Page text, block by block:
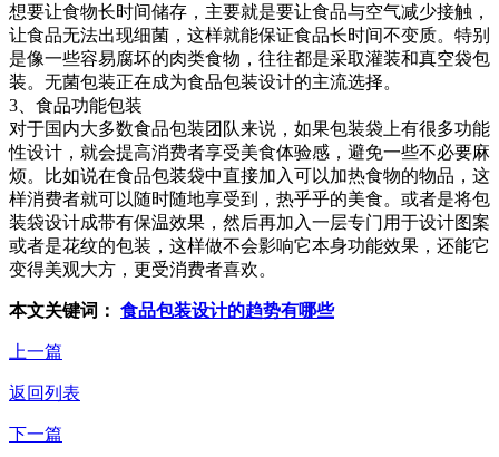
想要让食物长时间储存，主要就是要让食品与空气减少接触，
让食品无法出现细菌，这样就能保证食品长时间不变质。特别
是像一些容易腐坏的肉类食物，往往都是采取灌装和真空袋包
装。无菌包装正在成为食品包装设计的主流选择。
3、食品功能包装
对于国内大多数食品包装团队来说，如果包装袋上有很多功能
性设计，就会提高消费者享受美食体验感，避免一些不必要麻
烦。比如说在食品包装袋中直接加入可以加热食物的物品，这
样消费者就可以随时随地享受到，热乎乎的美食。或者是将包
装袋设计成带有保温效果，然后再加入一层专门用于设计图案
或者是花纹的包装，这样做不会影响它本身功能效果，还能它
变得美观大方，更受消费者喜欢。
本文关键词： 食品包装设计的趋势有哪些
上一篇
返回列表
下一篇